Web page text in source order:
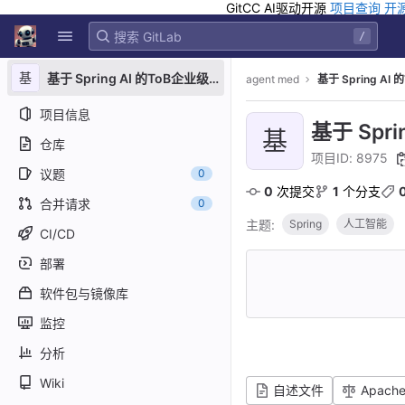
GitCC AI驱动开源 项目查询 开
Skip to content
GitLab
/
基 基于 Spring AI 的ToB企业级 AI 应用开发平台
项目信息
仓库
议题
0
合并请求 0
CI/CD
部署
软件包与镜像库
监控
分析
Wiki
agent med 基于 Spring AI
基 基于
项目ID: 8975
0 次提交 1 个分支
主题: Spring 人工智能
自述文件